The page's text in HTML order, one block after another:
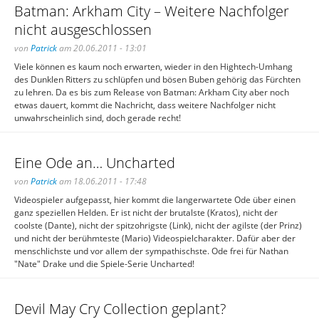
Batman: Arkham City – Weitere Nachfolger
nicht ausgeschlossen
von Patrickam 20.06.2011 - 13:01
Viele können es kaum noch erwarten, wieder in den Hightech-Umhang
des Dunklen Ritters zu schlüpfen und bösen Buben gehörig das Fürchten
zu lehren. Da es bis zum Release von Batman: Arkham City aber noch
etwas dauert, kommt die Nachricht, dass weitere Nachfolger nicht
unwahrscheinlich sind, doch gerade recht!
Eine Ode an… Uncharted
von Patrickam 18.06.2011 - 17:48
Videospieler aufgepasst, hier kommt die langerwartete Ode über einen
ganz speziellen Helden. Er ist nicht der brutalste (Kratos), nicht der
coolste (Dante), nicht der spitzohrigste (Link), nicht der agilste (der Prinz)
und nicht der berühmteste (Mario) Videospielcharakter. Dafür aber der
menschlichste und vor allem der sympathischste. Ode frei für Nathan
"Nate" Drake und die Spiele-Serie Uncharted!
Devil May Cry Collection geplant?